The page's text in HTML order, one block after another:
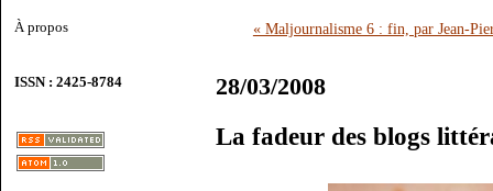
À propos
ISSN : 2425-8784
« Maljournalisme 6 : fin, par Jean-
28/03/2008
La fadeur des blogs